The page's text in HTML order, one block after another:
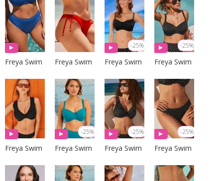
Freya Swim Freya Swim
-25%
Freya Swim
-25%
Freya Swim
Freya Swim
-25%
Freya Swim
-25%
Freya Swim
-25%
Freya Swim